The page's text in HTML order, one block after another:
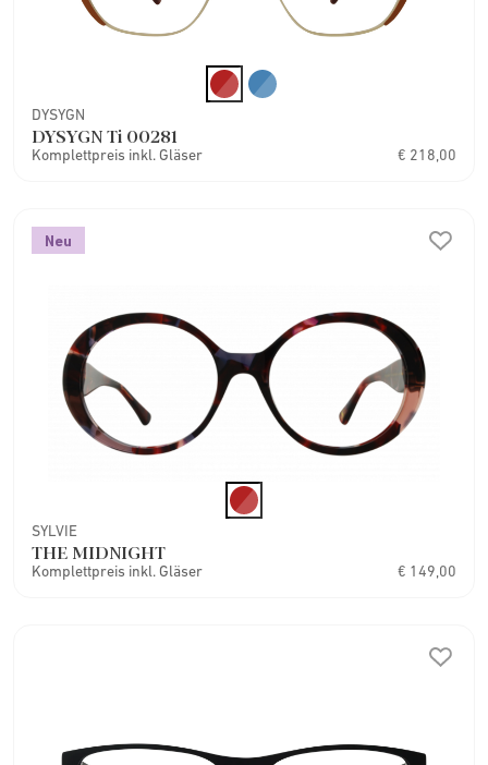
DYSYGN
DYSYGN Ti 00281
Komplettpreis inkl. Gläser € 218,00
Neu
SYLVIE
THE MIDNIGHT
Komplettpreis inkl. Gläser € 149,00